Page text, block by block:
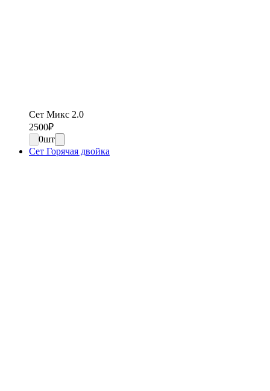
Сет Микс 2.0
2500₽
0шт
Сет Горячая двойка